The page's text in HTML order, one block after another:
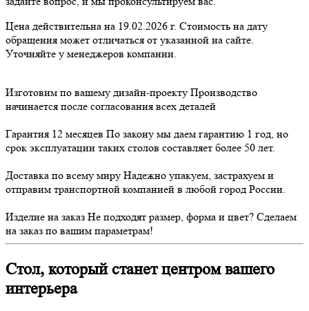
Цена действительна на 19.02.2026 г. Стоимость на дату
обращения может отличаться от указанной на сайте.
Уточняйте у менеджеров компании.
Изготовим по вашему дизайн-проекту Производство
начинается после согласования всех деталей
Гарантия 12 месяцев По закону мы даем гарантию 1 год, но
срок эксплуатации таких столов составляет более 50 лет.
Доставка по всему миру Надежно упакуем, застрахуем и
отправим транспортной компанией в любой город России.
Изделие на заказ Не подходят размер, форма и цвет? Сделаем
на заказ по вашим параметрам!
Стол, который станет центром вашего
интерьера